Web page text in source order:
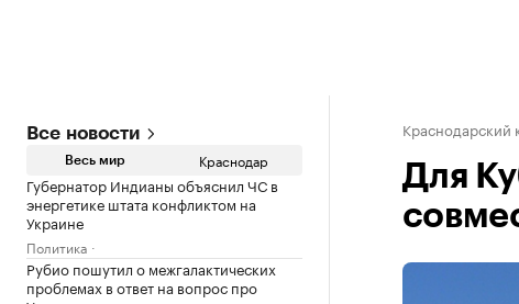
Все новости
Весь мир Краснодар
Губернатор Индианы объяснил ЧС в
энергетике штата конфликтом на
Украине
Политика
Рубио пошутил о межгалактических
проблемах в ответ на вопрос про
Краснодарский
Для